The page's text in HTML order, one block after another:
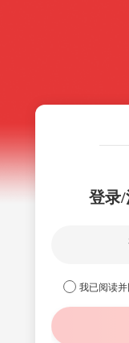
登录
我已阅读